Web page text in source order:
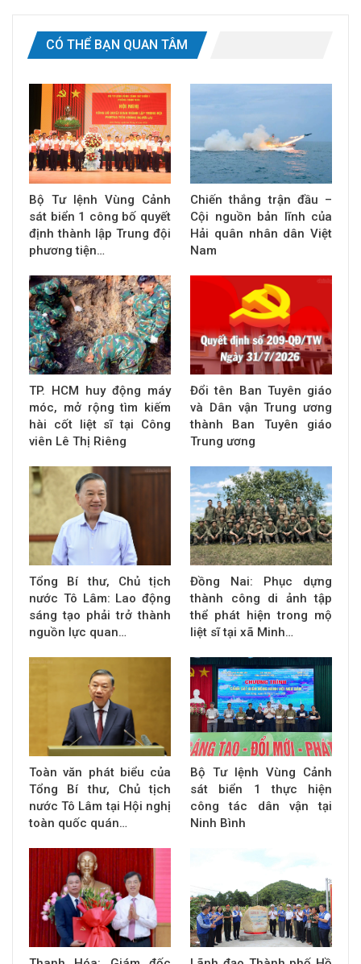
CÓ THỂ BẠN QUAN TÂM
Bộ Tư lệnh Vùng Cảnh
sát biển 1 công bố quyết
định thành lập Trung đội
phương tiện…
Chiến thắng trận đầu –
Cội nguồn bản lĩnh của
Hải quân nhân dân Việt
Nam
TP. HCM huy động máy
móc, mở rộng tìm kiếm
hài cốt liệt sĩ tại Công
viên Lê Thị Riêng
Đổi tên Ban Tuyên giáo
và Dân vận Trung ương
thành Ban Tuyên giáo
Trung ương
Tổng Bí thư, Chủ tịch
nước Tô Lâm: Lao động
sáng tạo phải trở thành
nguồn lực quan…
Đồng Nai: Phục dựng
thành công di ảnh tập
thể phát hiện trong mộ
liệt sĩ tại xã Minh…
Toàn văn phát biểu của
Tổng Bí thư, Chủ tịch
nước Tô Lâm tại Hội nghị
toàn quốc quán…
Bộ Tư lệnh Vùng Cảnh
sát biển 1 thực hiện
công tác dân vận tại
Ninh Bình